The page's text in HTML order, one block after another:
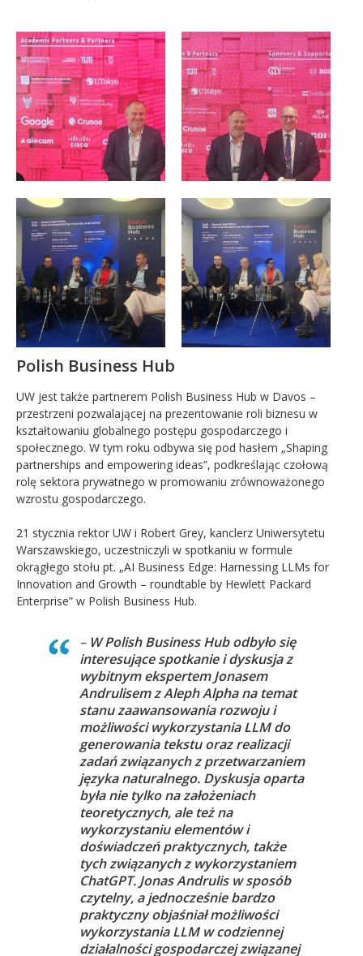
Polish Business Hub
UW jest także partnerem Polish Business Hub w Davos –
przestrzeni pozwalającej na prezentowanie roli biznesu w
kształtowaniu globalnego postępu gospodarczego i
społecznego. W tym roku odbywa się pod hasłem „Shaping
partnerships and empowering ideas”, podkreślając czołową
rolę sektora prywatnego w promowaniu zrównoważonego
wzrostu gospodarczego.
21 stycznia rektor UW i Robert Grey, kanclerz Uniwersytetu
Warszawskiego, uczestniczyli w spotkaniu w formule
okrągłego stołu pt. „AI Business Edge: Harnessing LLMs for
Innovation and Growth – roundtable by Hewlett Packard
Enterprise” w Polish Business Hub.
– W Polish Business Hub odbyło się
interesujące spotkanie i dyskusja z
wybitnym ekspertem Jonasem
Andrulisem z Aleph Alpha na temat
stanu zaawansowania rozwoju i
możliwości wykorzystania LLM do
generowania tekstu oraz realizacji
zadań związanych z przetwarzaniem
języka naturalnego. Dyskusja oparta
była nie tylko na założeniach
teoretycznych, ale też na
wykorzystaniu elementów i
doświadczeń praktycznych, także
tych związanych z wykorzystaniem
ChatGPT. Jonas Andrulis w sposób
czytelny, a jednocześnie bardzo
praktyczny objaśniał możliwości
wykorzystania LLM w codziennej
działalności gospodarczej związanej